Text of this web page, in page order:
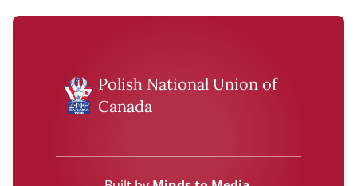
Polish National Union of
Canada